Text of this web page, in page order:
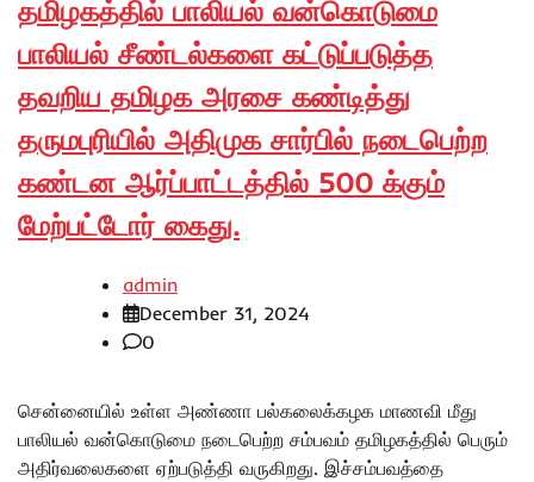
தமிழகத்தில் பாலியல் வன்கொடுமை
பாலியல் சீண்டல்களை கட்டுப்படுத்த
தவறிய தமிழக அரசை கண்டித்து
தருமபுரியில் அதிமுக சார்பில் நடைபெற்ற
கண்டன ஆர்ப்பாட்டத்தில் 500 க்கும்
மேற்பட்டோர் கைது.
admin
December 31, 2024
0
சென்னையில் உள்ள அண்ணா பல்கலைக்கழக மாணவி மீது
பாலியல் வன்கொடுமை நடைபெற்ற சம்பவம் தமிழகத்தில் பெரும்
அதிர்வலைகளை ஏற்படுத்தி வருகிறது. இச்சம்பவத்தை